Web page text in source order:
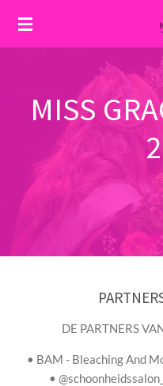
Ga
direct
MISS
DE PARTNERS
• BAM - Bleaching And
•